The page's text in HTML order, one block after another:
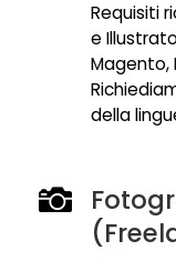
Requisiti
e
Magento,
della
